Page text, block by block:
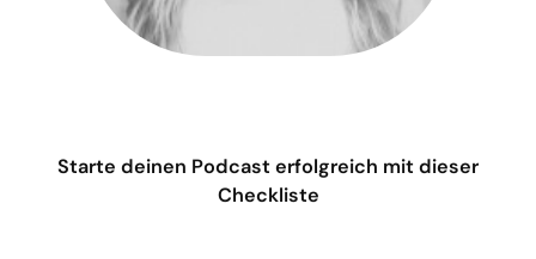
Starte deinen Podcast erfolgreich mit dieser
Checkliste